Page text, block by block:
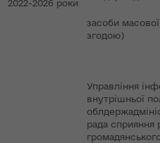
2022-2026 роки
засоби
згодою)
Управління
внутрішньої
рада сприяння